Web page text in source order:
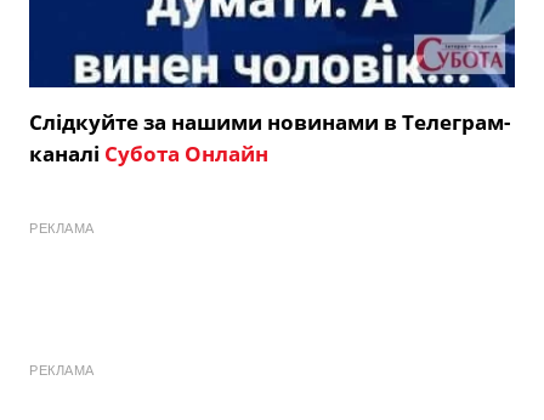
Слідкуйте за нашими новинами в Телеграм-
каналі Субота Онлайн
РЕКЛАМА
РЕКЛАМА